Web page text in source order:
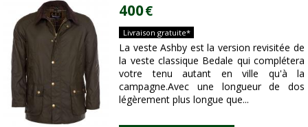
400€
Livraison gratuite*
La veste Ashby est la version revisitée de
la veste classique Bedale qui complétera
votre tenu autant en ville qu'à la
campagne.Avec une longueur de dos
légèrement plus longue que...